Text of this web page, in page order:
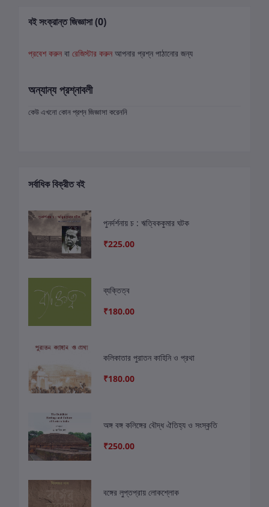
বই সংক্রান্ত জিজ্ঞাসা (0)
প্রবেশ করুন বা রেজিস্টার করুন আপনার প্রশ্ন পাঠানোর জন্য
অন্যান্য প্রশ্নাবলী
কেউ এখনো কোন প্রশ্ন জিজ্ঞাসা করেননি
সর্বাধিক বিক্রীত বই
পুনর্দর্শনায় চ : ঋত্বিককুমার ঘটক
₹225.00
ব্যক্তিত্ব
₹180.00
কলিকাতার পুরাতন কাহিনি ও প্রথা
₹180.00
অঙ্গ বঙ্গ কলিঙ্গের বৌদ্ধ ঐতিহ্য ও সংস্কৃতি
₹250.00
বঙ্গের লুপ্তপ্রায় লোকশ্লোক